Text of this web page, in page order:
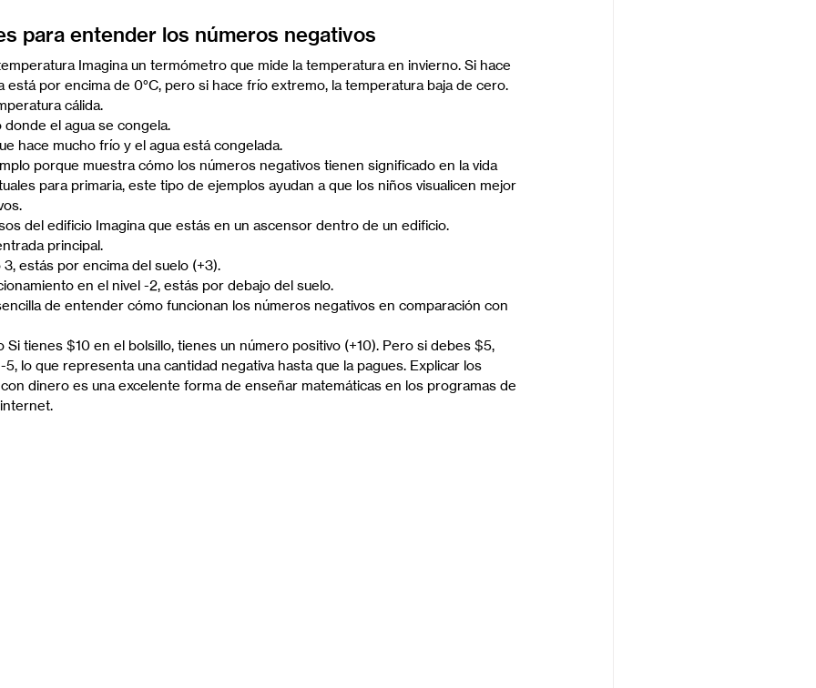
para entender los números negativos
Imagina un termómetro que mide la temperatura en invierno. Si hace
está por encima de 0°C, pero si hace frío extremo, la temperatura baja de cero.
cálida.
donde el agua se congela.
hace mucho frío y el agua está congelada.
porque muestra cómo los números negativos tienen significado en la vida
para primaria, este tipo de ejemplos ayudan a que los niños visualicen mejor
del edificio Imagina que estás en un ascensor dentro de un edificio.
principal.
3, estás por encima del suelo (+3).
en el nivel -2, estás por debajo del suelo.
de entender cómo funcionan los números negativos en comparación con
Si tienes $10 en el bolsillo, tienes un número positivo (+10). Pero si debes $5,
lo que representa una cantidad negativa hasta que la pagues. Explicar los
dinero es una excelente forma de enseñar matemáticas en los programas de